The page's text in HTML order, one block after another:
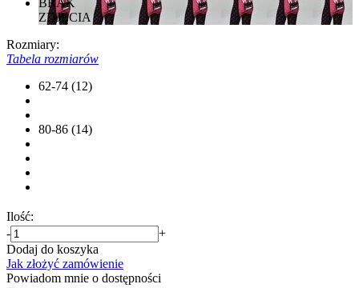
ZDJĘCIA
Rozmiary:
Tabela rozmiarów
62-74 (12)
80-86 (14)
Ilość:
-
+
Dodaj do koszyka
Jak złożyć zamówienie
Powiadom mnie o dostępności